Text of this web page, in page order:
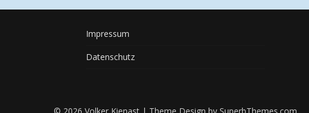
Impressum
Datenschutz